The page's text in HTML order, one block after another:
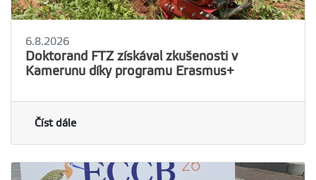
6.8.2026
Doktorand FTZ získával zkušenosti v
Kamerunu díky programu Erasmus+
Číst dále